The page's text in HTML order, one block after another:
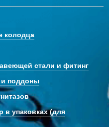
колодца
стали и фитинг
поддоны
в упаковках (для